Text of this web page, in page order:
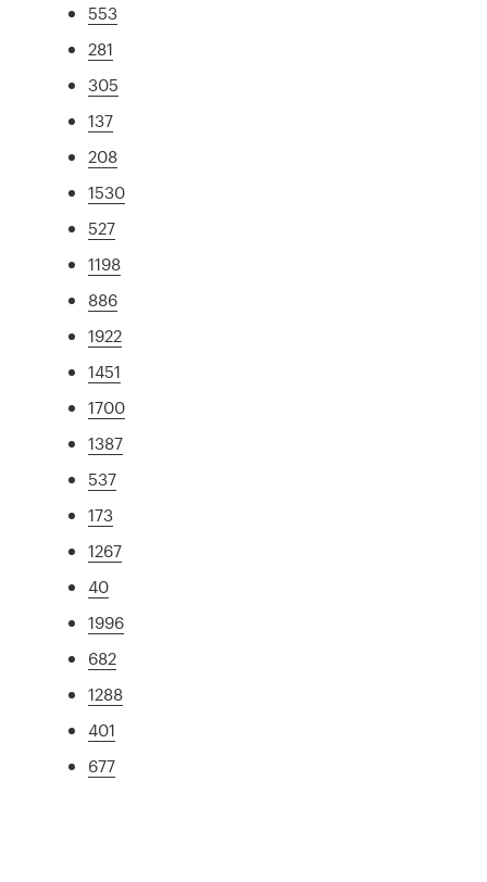
553
281
305
137
208
1530
527
1198
886
1922
1451
1700
1387
537
173
1267
40
1996
682
1288
401
677